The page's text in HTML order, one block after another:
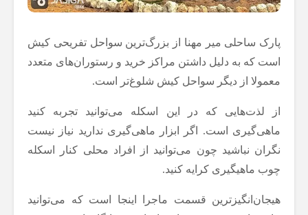
پارک ساحلی میر مهنا از بزرگ‌ترین سواحل تفریحی کیش
است که به دلیل داشتن مراکز خرید و رستوران‌های متعدد
معمولا از دیگر سواحل کیش شلوغ‌تر است.
از لذت‌هایی که در این اسکله می‌توانید تجربه کنید
ماهی‌گیری است. اگر ابزار ماهی‌گیری ندارید نیاز نیست
نگران نباشید چون می‌توانید از افراد محلی کنار اسکله
چوب ماهیگیری کرایه کنید.
هیجان‌انگیزترین قسمت ماجرا اینجا است که می‌توانید